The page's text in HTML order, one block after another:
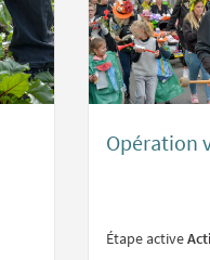
Opération
Étape active